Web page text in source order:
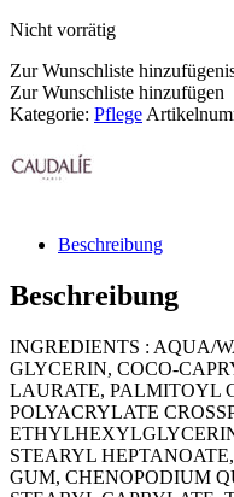
Nicht vorrätig
Zur Wunschliste hinzufügen
Zur Wunschliste hinzufügen
Kategorie: Pflege
Beschreibung
Beschreibung
INGREDIENTS : AQUA/
GLYCERIN, COCO-
LAURATE, PALMITOYL
POLYACRYLATE
STEARYL
GUM, CHENOPODIUM